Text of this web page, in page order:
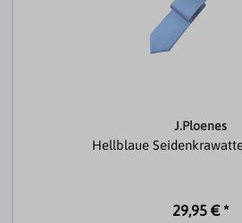
J.Ploenes
Hellblaue
29,95 € *